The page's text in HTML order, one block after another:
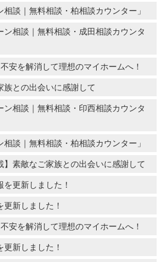
相談｜無料相談・柏相談カウンター」
ン相談｜無料相談・成田相談カウンタ
安を解消して理想のマイホームへ！
族との出会いに感謝して
ン相談｜無料相談・印西相談カウンタ
相談｜無料相談・柏相談カウンター」
】素敵なご家族との出会いに感謝して
を更新しました！
更新しました！
安を解消して理想のマイホームへ！
更新しました！